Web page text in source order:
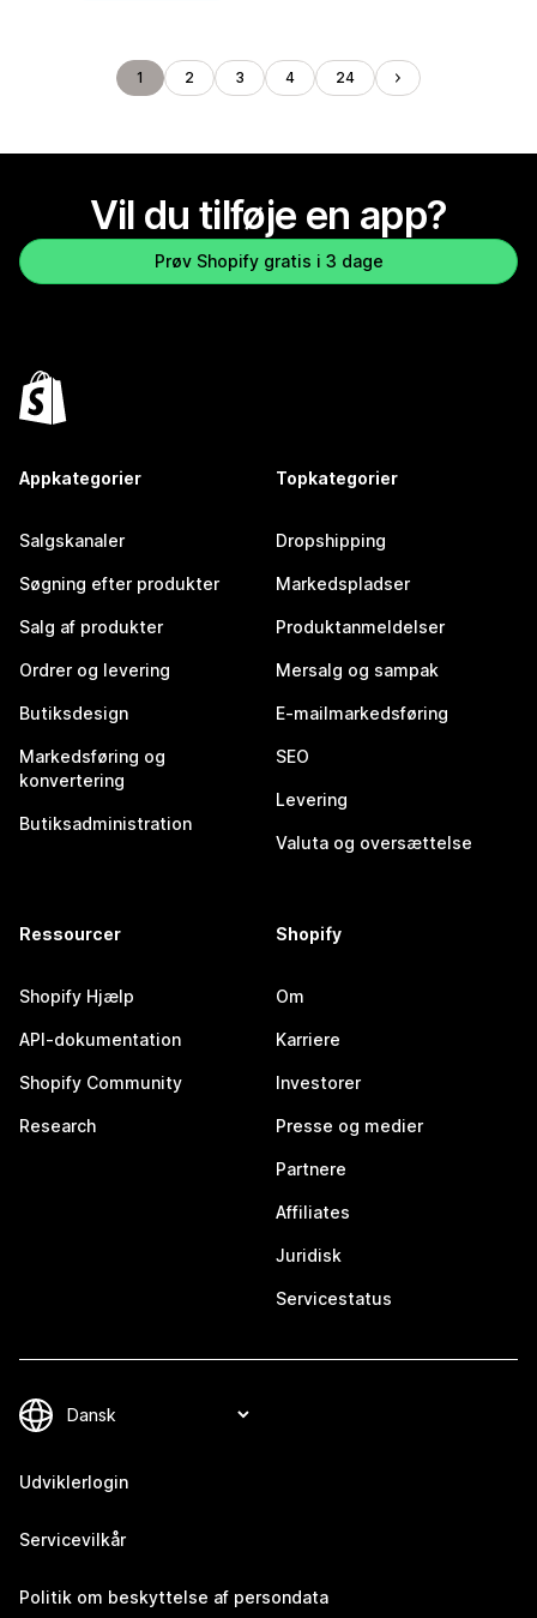
1 2 3 4 24
Vil du tilføje en app?
Prøv Shopify gratis i 3 dage
Appkategorier
Salgskanaler
Søgning efter produkter
Salg af produkter
Ordrer og levering
Butiksdesign
Markedsføring og
konvertering
Butiksadministration
Topkategorier
Dropshipping
Markedspladser
Produktanmeldelser
Mersalg og sampak
E-mailmarkedsføring
SEO
Levering
Valuta og oversættelse
Ressourcer
Shopify Hjælp
API-dokumentation
Shopify Community
Research
Shopify
Om
Karriere
Investorer
Presse og medier
Partnere
Affiliates
Juridisk
Servicestatus
Udviklerlogin
Servicevilkår
Politik om beskyttelse af persondata